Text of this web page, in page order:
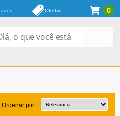
0
Ofertas
Ordenar por: